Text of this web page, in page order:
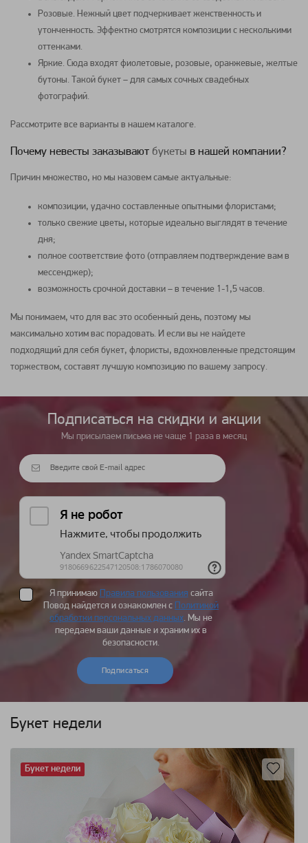
Розовые. Нежный цвет подчеркивает женственность и
утонченность. Эффектно смотрятся композиции с несколькими
оттенками.
Яркие. Сюда входят фиолетовые, розовые, оранжевые, желтые
бутоны. Такой букет – для самых сочных свадебных
фотографий.
Рассмотрите все варианты в нашем каталоге.
Почему невесты заказывают букеты в нашей компании?
Причин множество, но мы назовем самые актуальные:
композиции, удачно составленные опытными флористами;
только свежие цветы, которые идеально выглядят в течение
дня;
полное соответствие фото (отправляем подтверждение вам в
мессенджер);
возможность срочной доставки – в течение 1-1,5 часов.
Мы понимаем, что для вас это особенный день, поэтому мы
максимально хотим вас порадовать. И если вы не найдете
подходящий для себя букет, флористы, вдохновленные предстоящим
торжеством, составят лучшую композицию по вашему запросу.
Подписаться на cкидки и акции
Мы присылаем письма не чаще 1 раза в месяц
Я принимаю Правила пользования сайта
Повод найдется и ознакомлен с Политикой
обработки персональных данных. Мы не
передаем ваши данные и храним их в
безопасности.
Подписаться
Букет недели
Букет недели